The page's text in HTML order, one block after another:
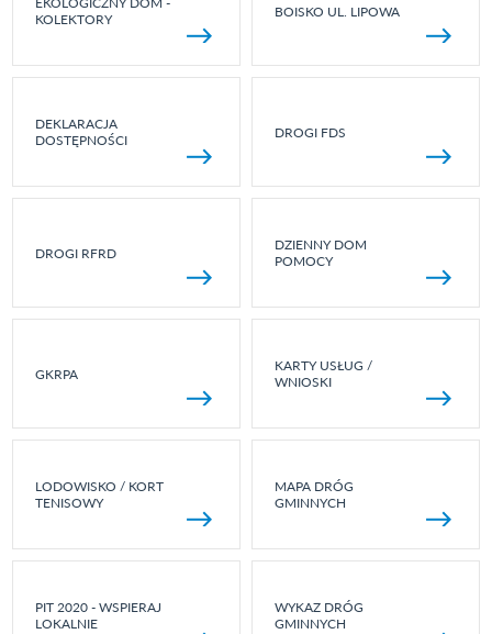
KOLEKTORY
BOISKO UL. LIPOWA
DEKLARACJA
DOSTĘPNOŚCI
DROGI FDS
DROGI RFRD
DZIENNY DOM
POMOCY
GKRPA
KARTY USŁUG /
WNIOSKI
LODOWISKO / KORT
TENISOWY
MAPA DRÓG
GMINNYCH
PIT 2020 - WSPIERAJ
LOKALNIE
WYKAZ DRÓG
GMINNYCH